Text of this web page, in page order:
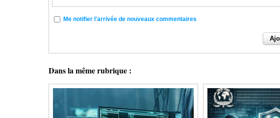
Me notifier l'arrivée de nouveaux commentaires
Dans la même rubrique :